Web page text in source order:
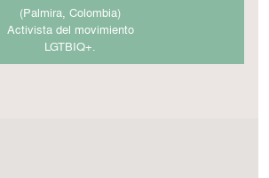
(Palmira, Colombia)
Activista del movimiento
LGTBIQ+.